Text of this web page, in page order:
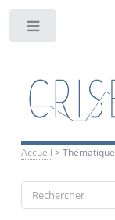
Accueil > Thématique